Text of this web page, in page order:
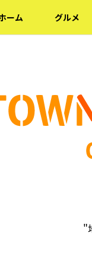
ーム グルメ
"